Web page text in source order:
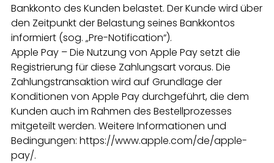
Bankkonto des Kunden belastet. Der Kunde wird über
den Zeitpunkt der Belastung seines Bankkontos
informiert (sog. „Pre-Notification“).
Apple Pay – Die Nutzung von Apple Pay setzt die
Registrierung für diese Zahlungsart voraus. Die
Zahlungstransaktion wird auf Grundlage der
Konditionen von Apple Pay durchgeführt, die dem
Kunden auch im Rahmen des Bestellprozesses
mitgeteilt werden. Weitere Informationen und
Bedingungen: https://www.apple.com/de/apple-
pay/.